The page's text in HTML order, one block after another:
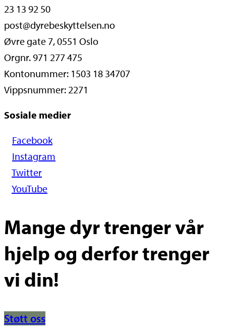
23 13 92 50
post@dyrebeskyttelsen.no
Øvre gate 7, 0551 Oslo
Orgnr. 971 277 475
Kontonummer: 1503 18 34707
Vippsnummer: 2271
Sosiale medier
Facebook
Instagram
Twitter
YouTube
Mange dyr trenger vår
hjelp og derfor trenger
vi din!
Støtt oss